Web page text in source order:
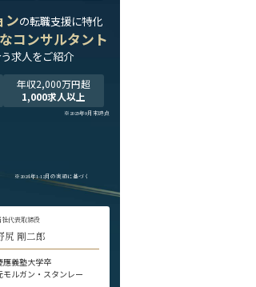
ンの転職支援に特化
コンサルタント
求人をご紹介
年収2,000万円超
1,000求人以上
※2025年9月末時点
※2024年1-12月の実績に基づく
社代表取締役
尻 剛二郎
應義塾大学卒
モルガン・スタンレー